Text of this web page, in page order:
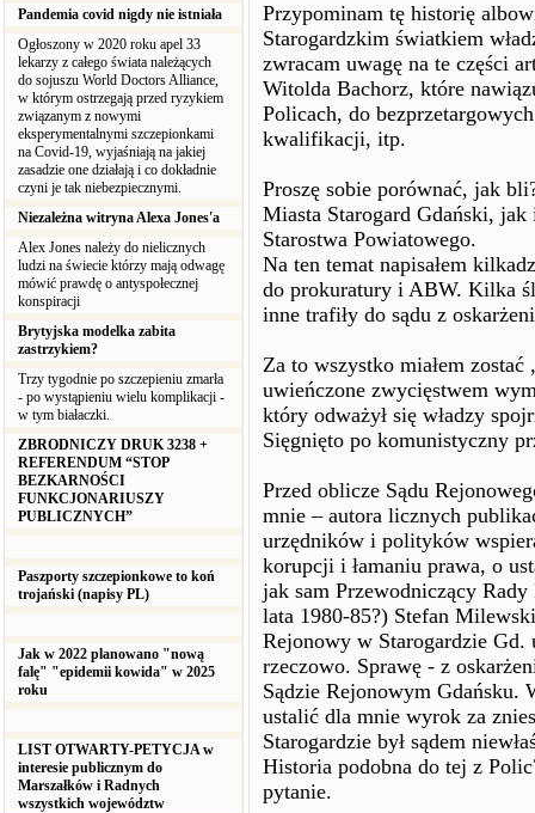
Pandemia covid nigdy nie istniała
Ogłoszony w 2020 roku apel 33
lekarzy z całego świata należących
do sojuszu World Doctors Alliance,
w którym ostrzegają przed ryzykiem
związanym z nowymi
eksperymentalnymi szczepionkami
na Covid-19, wyjaśniają na jakiej
zasadzie one działają i co dokładnie
czyni je tak niebezpiecznymi.
Niezależna witryna Alexa Jones'a
Alex Jones należy do nielicznych
ludzi na świecie którzy mają odwagę
mówić prawdę o antyspołecznej
konspiracji
Brytyjska modelka zabita
zastrzykiem?
Trzy tygodnie po szczepieniu zmarła
- po wystąpieniu wielu komplikacji -
w tym białaczki.
ZBRODNICZY DRUK 3238 +
REFERENDUM “STOP
BEZKARNOŚCI
FUNKCJONARIUSZY
PUBLICZNYCH”
Paszporty szczepionkowe to koń
trojański (napisy PL)
Jak w 2022 planowano "nową
falę" "epidemii kowida" w 2025
roku
LIST OTWARTY-PETYCJA w
interesie publicznym do
Marszałków i Radnych
wszystkich województw
Przypominam tę historię
Starogardzkim światkiem
zwracam uwagę na te części
Witolda Bachorz, które
Policach, do
kwalifikacji, itp.
Proszę sobie porównać, jak
Miasta Starogard Gdański,
Starostwa Powiatowego.
Na ten temat napisałem
do prokuratury i ABW. Kilka
inne trafiły do sądu z
Za to wszystko miałem
uwieńczone zwycięstwem
który odważył się władzy
Sięgnięto po komunistyczny
Przed oblicze Sądu
mnie – autora licznych
urzędników i polityków
korupcji i łamaniu prawa, o
jak sam Przewodniczący
lata 1980-85?) Stefan
Rejonowy w Starogardzie Gd.
rzeczowo. Sprawę - z
Sądzie Rejonowym Gdańsku.
ustalić dla mnie wyrok za
Starogardzie był sądem
Historia podobna do tej z
pytanie.